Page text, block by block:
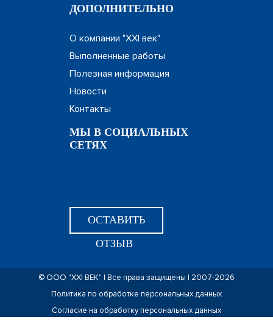
ДОПОЛНИТЕЛЬНО
О компании "XXI век"
Выполненные работы
Полезная информация
Новости
Контакты
МЫ В СОЦИАЛЬНЫХ
СЕТЯХ
ОСТАВИТЬ
ОТЗЫВ
© ООО "ХХI ВЕК" | Все права защищены | 2007-2026
Политика по обработке персональных данных
Согласие на обработку персональных данных